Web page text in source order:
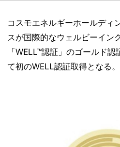
コスモエネルギーホールディ
スが国際的なウェルビーイン
「WELL™認証」のゴールド
て初のWELL認証取得となる。